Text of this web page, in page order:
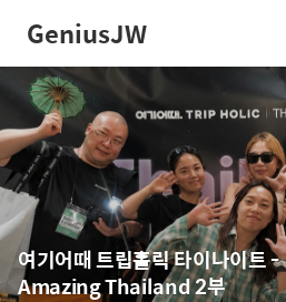
GeniusJW
여기어때 트립홀릭 타이나이트 -
Amazing Thailand 2부